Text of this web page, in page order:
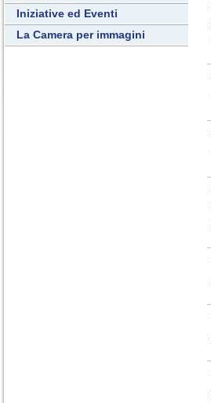
Iniziative ed Eventi
La Camera per immagini